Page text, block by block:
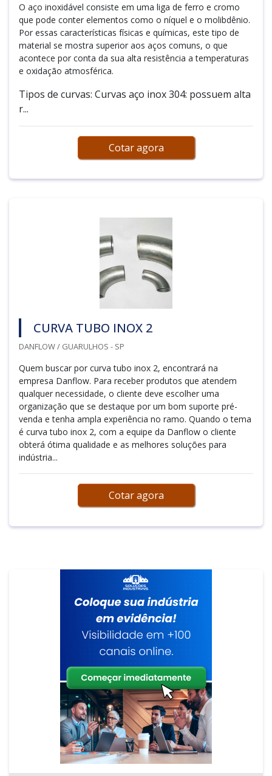
O aço inoxidável consiste em uma liga de ferro e cromo
que pode conter elementos como o níquel e o molibdênio.
Por essas características físicas e químicas, este tipo de
material se mostra superior aos aços comuns, o que
acontece por conta da sua alta resistência a temperaturas
e oxidação atmosférica.
Tipos de curvas: Curvas aço inox 304: possuem alta
r...
Cotar agora
CURVA TUBO INOX 2
DANFLOW / GUARULHOS - SP
Quem buscar por curva tubo inox 2, encontrará na
empresa Danflow. Para receber produtos que atendem
qualquer necessidade, o cliente deve escolher uma
organização que se destaque por um bom suporte pré-
venda e tenha ampla experiência no ramo. Quando o tema
é curva tubo inox 2, com a equipe da Danflow o cliente
obterá ótima qualidade e as melhores soluções para
indústria...
Cotar agora